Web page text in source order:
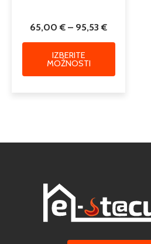
65,00€ – 95,53€
IZBERITE
MOŽNOSTI